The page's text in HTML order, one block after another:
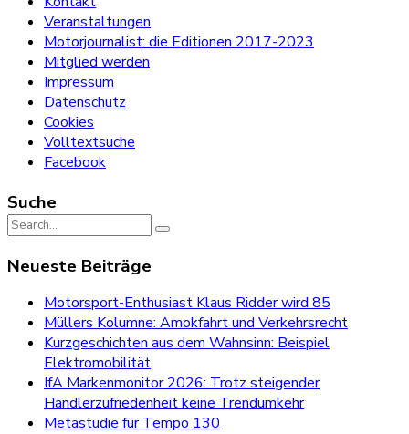
Veranstaltungen
Motorjournalist: die Editionen 2017-2023
Mitglied werden
Impressum
Datenschutz
Cookies
Volltextsuche
Facebook
Suche
Search
for:
Neueste Beiträge
Motorsport-Enthusiast Klaus Ridder wird 85
Müllers Kolumne: Amokfahrt und Verkehrsrecht
Kurzgeschichten aus dem Wahnsinn: Beispiel
Elektromobilität
IfA Markenmonitor 2026: Trotz steigender
Händlerzufriedenheit keine Trendumkehr
Metastudie für Tempo 130